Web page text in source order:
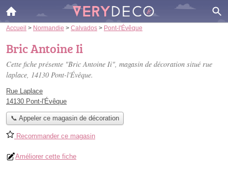
Accueil > Normandie > Calvados > Pont-l'Évêque
Bric Antoine Ii
Cette fiche présente "Bric Antoine Ii", magasin de décoration situé rue
laplace, 14130 Pont-l'Évêque.
Rue Laplace
14130 Pont-l'Évêque
📞 Appeler ce magasin de décoration
Recommander ce magasin
Améliorer cette fiche